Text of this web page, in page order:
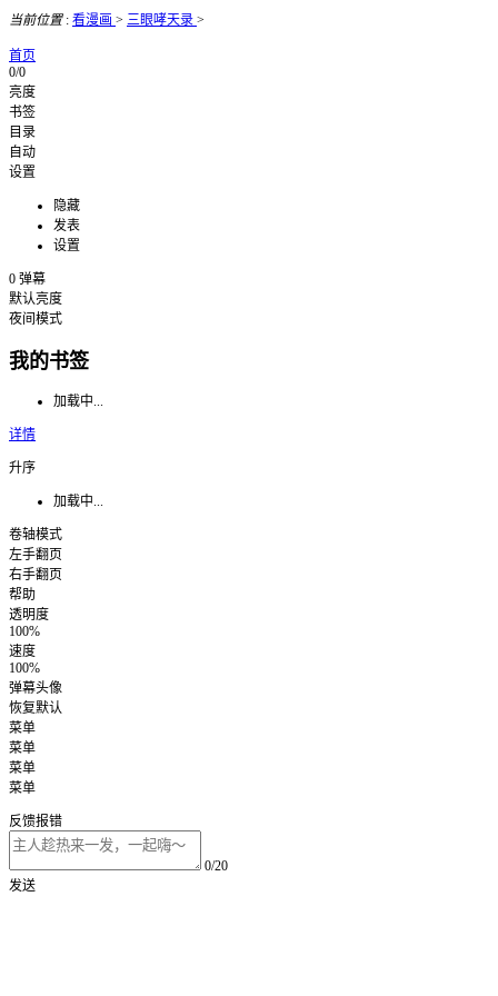
当前位置: 看漫画 > 三眼哮天录 >
首页
0/0
亮度
书签
目录
自动
设置
隐藏
发表
设置
0 弹幕
默认亮度
夜间模式
我的书签
加载中...
详情
升序
加载中...
卷轴模式
左手翻页
右手翻页
帮助
透明度
100%
速度
100%
弹幕头像
恢复默认
菜单
菜单
菜单
菜单
反馈报错
0/20
发送